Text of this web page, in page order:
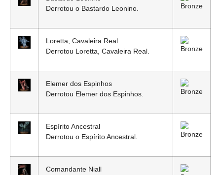
Derrotou o Bastardo Leonino.
Loretta, Cavaleira Real
Derrotou Loretta, Cavaleira Real.
Elemer dos Espinhos
Derrotou Elemer dos Espinhos.
Espírito Ancestral
Derrotou o Espírito Ancestral.
Comandante Niall